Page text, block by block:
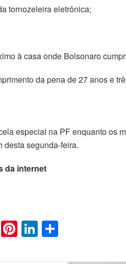
tornozeleira eletrônica;
à casa onde Bolsonaro
da pena de 27 anos e
especial na PF enquanto os
desta segunda-feira.
da internet
T Pi Li